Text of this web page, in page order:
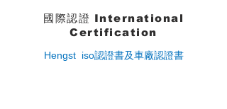
國際認證 International
Certification
Hengst iso認證書及車廠認證書